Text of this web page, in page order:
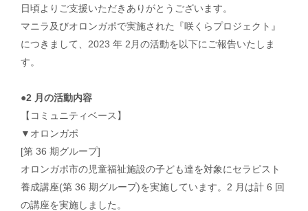
お問い合わせ
運営会社
個人情報保護方針
日頃よりご支援いただきありがとうございます。
マニラ及びオロンガポで実施された『咲くらプロジェクト』
につきまして、2023 年 2月の活動を以下にご報告いたしま
す。
●2 月の活動内容
【コミュニティベース】
▼オロンガポ
[第 36 期グループ]
オロンガポ市の児童福祉施設の子ども達を対象にセラピスト
養成講座(第 36 期グループ)を実施しています。2 月は計 6 回
の講座を実施しました。